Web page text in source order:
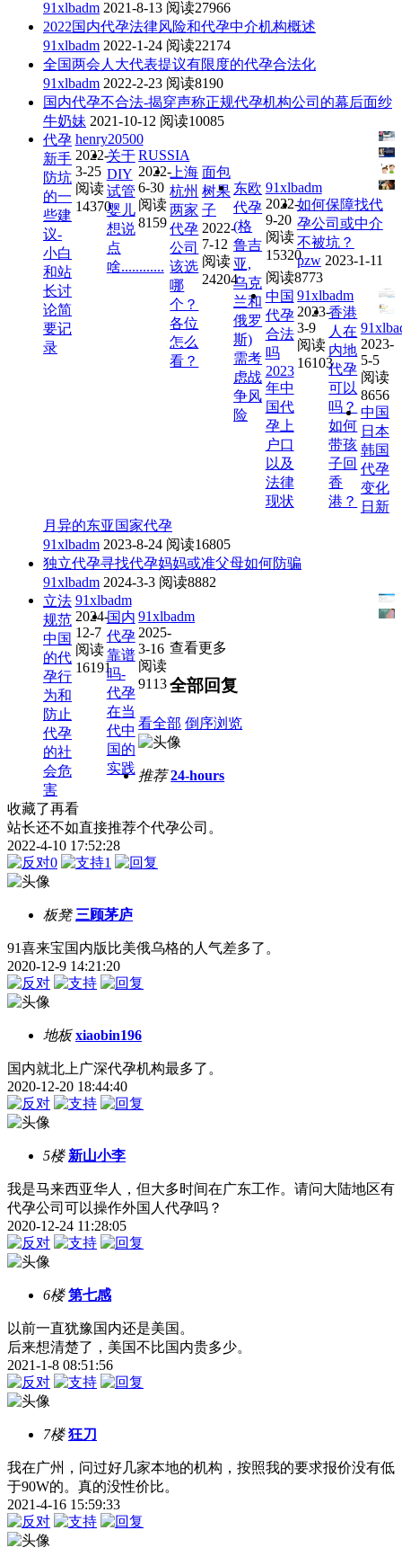
91xlbadm 2021-8-13 阅读27966
2022国内代孕法律风险和代孕中介机构概述
91xlbadm 2022-1-24 阅读22174
全国两会人大代表提议有限度的代孕合法化
91xlbadm 2022-2-23 阅读8190
国内代孕不合法-揭穿声称正规代孕机构公司的幕后面纱
牛奶妹 2021-10-12 阅读10085
代孕
新手
防坑
的一
些建
议-
小白
和站
长讨
论简
要记
录
henry20500
2022-
3-25
阅读
14370
关于
DIY
试管
婴儿
想说
点
啥............
RUSSIA
2022-
6-30
阅读
8159
上海
杭州
两家
代孕
公司
该选
哪
个？
各位
怎么
看？
面包
树果
子
2022-
7-12
阅读
24204
东欧
代孕
(格
鲁吉
亚,
乌克
兰和
俄罗
斯)
需考
虑战
争风
险
91xlbadm
2022-
9-20
阅读
15320
如何保障找代
孕公司或中介
不被坑？
pzw 2023-1-11
阅读8773
中国
代孕
合法
吗
2023
年中
国代
孕上
户口
以及
法律
现状
91xlbadm
2023-
3-9
阅读
16103
香港
人在
内地
代孕
可以
吗？
如何
带孩
子回
香
港？
2023-
5-5
阅读
8656
中国
日本
韩国
代孕
变化
日新
月异的东亚国家代孕
91xlbadm 2023-8-24 阅读16805
独立代孕寻找代孕妈妈或准父母如何防骗
91xlbadm 2024-3-3 阅读8882
立法
规范
中国
的代
孕行
为和
防止
代孕
的社
会危
害
91xlbadm
2024-
12-7
阅读
16191
国内
代孕
靠谱
吗-
代孕
在当
代中
国的
实践
91xlbadm
2025-
3-16
阅读
9113
查看更多
全部回复
看全部 倒序浏览
推荐24-hours
收藏了再看
站长还不如直接推荐个代孕公司。
2022-4-10 17:52:28
0
1
板凳 三顾茅庐
91喜来宝国内版比美俄乌格的人气差多了。
2020-12-9 14:21:20
地板 xiaobin196
国内就北上广深代孕机构最多了。
2020-12-20 18:44:40
5楼 新山小李
我是马来西亚华人，但大多时间在广东工作。请问大陆地区有
代孕公司可以操作外国人代孕吗？
2020-12-24 11:28:05
6楼 第七感
以前一直犹豫国内还是美国。
后来想清楚了，美国不比国内贵多少。
2021-1-8 08:51:56
7楼 狂刀
我在广州，问过好几家本地的机构，按照我的要求报价没有低
于90W的。真的没性价比。
2021-4-16 15:59:33